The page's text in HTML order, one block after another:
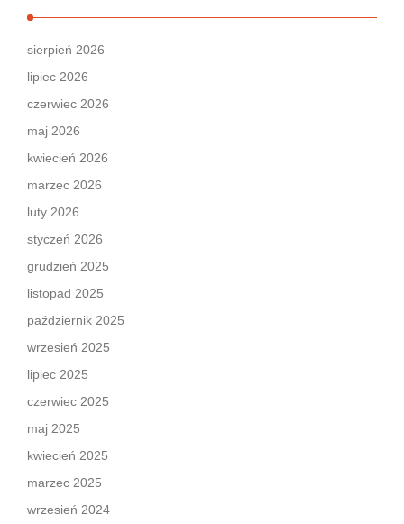
sierpień 2026
lipiec 2026
czerwiec 2026
maj 2026
kwiecień 2026
marzec 2026
luty 2026
styczeń 2026
grudzień 2025
listopad 2025
październik 2025
wrzesień 2025
lipiec 2025
czerwiec 2025
maj 2025
kwiecień 2025
marzec 2025
wrzesień 2024